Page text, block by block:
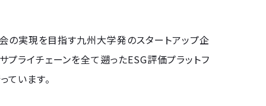
の実現を目指す九州大学発のスタートアップ企
ライチェーンを全て遡ったESG評価プラットフ
ています。